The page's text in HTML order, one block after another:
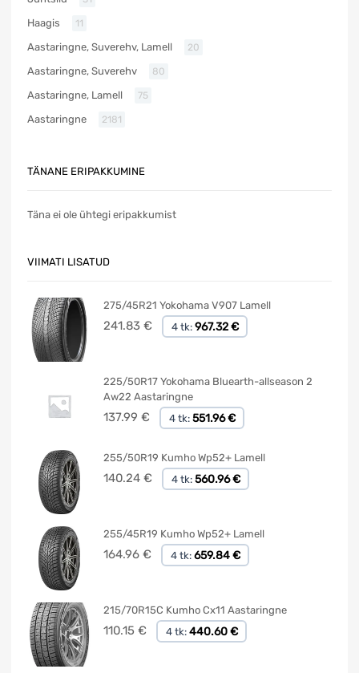
Haagis 11
Aastaringne, Suverehv, Lamell 20
Aastaringne, Suverehv 80
Aastaringne, Lamell 75
Aastaringne 2181
TÄNANE ERIPAKKUMINE
Täna ei ole ühtegi eripakkumist
VIIMATI LISATUD
275/45R21 Yokohama V907 Lamell
241.83 € 4 tk: 967.32 €
225/50R17 Yokohama Bluearth-allseason 2
Aw22 Aastaringne
137.99 € 4 tk: 551.96 €
255/50R19 Kumho Wp52+ Lamell
140.24 € 4 tk: 560.96 €
255/45R19 Kumho Wp52+ Lamell
164.96 € 4 tk: 659.84 €
215/70R15C Kumho Cx11 Aastaringne
110.15 € 4 tk: 440.60 €